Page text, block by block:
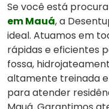
Se você está
em Mauá, a
ideal. Atuamos em
rápidas e eficientes
fossa,
altamente treinada
para atender